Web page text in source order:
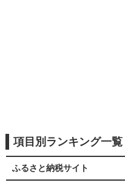
項目別ランキング一覧
ふるさと納税サイト